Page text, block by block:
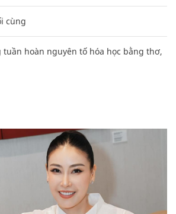
cùng
tuần hoàn nguyên tố hóa học bằng thơ,